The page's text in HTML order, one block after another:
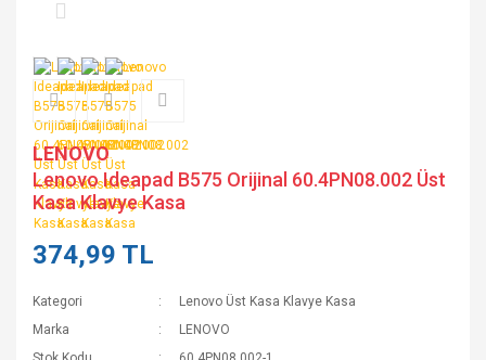
LENOVO
Lenovo Ideapad B575 Orijinal 60.4PN08.002 Üst
Kasa Klavye Kasa
374,99 TL
Kategori
Lenovo Üst Kasa Klavye Kasa
Marka
LENOVO